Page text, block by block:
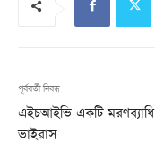
পূর্ববর্তী নিবন্ধ
এইচআইভি একটি মরণব্যাধি
ভাইরাস